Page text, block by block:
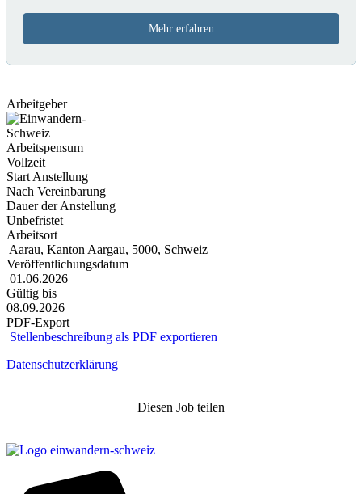
Mehr erfahren
Arbeitgeber
Arbeitspensum
Vollzeit
Start Anstellung
Nach Vereinbarung
Dauer der Anstellung
Unbefristet
Arbeitsort
Aarau, Kanton Aargau, 5000, Schweiz
Veröffentlichungsdatum
01.06.2026
Gültig bis
08.09.2026
PDF-Export
Stellenbeschreibung als PDF exportieren
Datenschutzerklärung
Diesen Job teilen